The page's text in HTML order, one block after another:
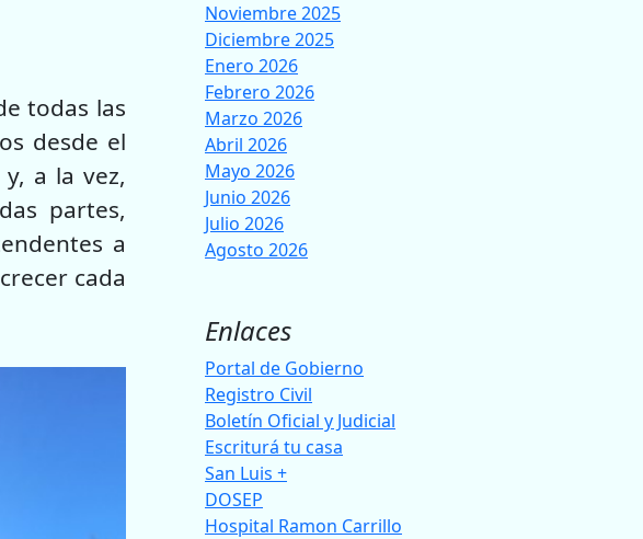
todas las
desde el
a la vez,
partes,
a
cada
Noviembre 2025
Diciembre 2025
Enero 2026
Febrero 2026
Marzo 2026
Abril 2026
Mayo 2026
Junio 2026
Julio 2026
Agosto 2026
Enlaces
Portal de Gobierno
Registro Civil
Boletín Oficial y Judicial
Escriturá tu casa
San Luis +
DOSEP
Hospital Ramon Carrillo